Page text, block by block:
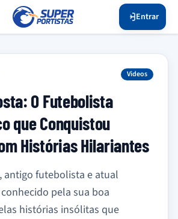
Entrar
Videos
O Futebolista
que Conquistou
Histórias Hilariantes
antigo futebolista e atual
pela sua boa
histórias insólitas que